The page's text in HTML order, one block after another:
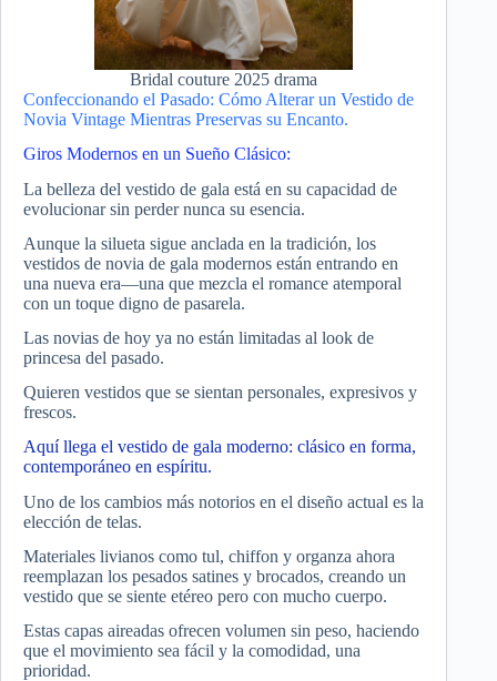
Bridal couture 2025 drama
Confeccionando el Pasado: Cómo Alterar un Vestido de
Novia Vintage Mientras Preservas su Encanto.
Giros Modernos en un Sueño Clásico:
La belleza del vestido de gala está en su capacidad de
evolucionar sin perder nunca su esencia.
Aunque la silueta sigue anclada en la tradición, los
vestidos de novia de gala modernos están entrando en
una nueva era—una que mezcla el romance atemporal
con un toque digno de pasarela.
Las novias de hoy ya no están limitadas al look de
princesa del pasado.
Quieren vestidos que se sientan personales, expresivos y
frescos.
Aquí llega el vestido de gala moderno: clásico en forma,
contemporáneo en espíritu.
Uno de los cambios más notorios en el diseño actual es la
elección de telas.
Materiales livianos como tul, chiffon y organza ahora
reemplazan los pesados satines y brocados, creando un
vestido que se siente etéreo pero con mucho cuerpo.
Estas capas aireadas ofrecen volumen sin peso, haciendo
que el movimiento sea fácil y la comodidad, una
prioridad.